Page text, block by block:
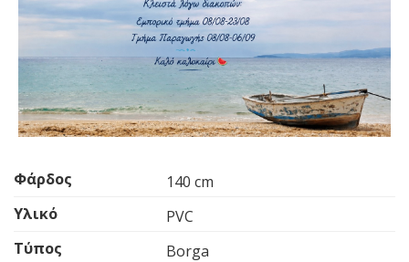
Φάρδος
140 cm
Υλικό
PVC
Τύπος
Borga